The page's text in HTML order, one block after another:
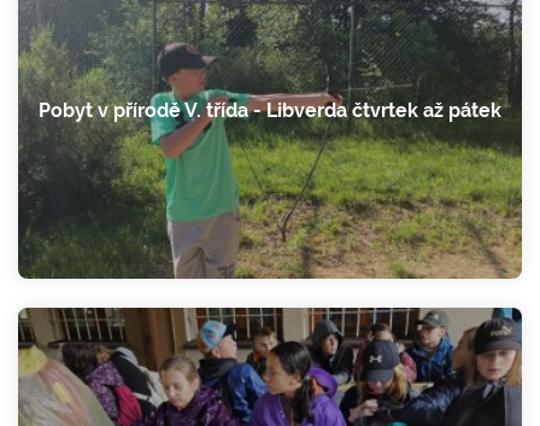
Pobyt v přírodě V. třída - Libverda čtvrtek až pátek